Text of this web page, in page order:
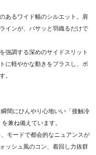
あるワイド幅のシルエット。肩
インが、バサッと羽織るだけで
強調する深めのサイドスリット
に軽やかな動きをプラスし、ボ
。
間にひんやり心地いい「接触冷
兼ね備えています。
モードで都会的なニュアンスが
ッシュ風のコン、着回し力抜群